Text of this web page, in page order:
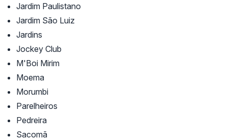
Jardim Paulistano
Jardim São Luiz
Jardins
Jockey Club
M'Boi Mirim
Moema
Morumbi
Parelheiros
Pedreira
Sacomã